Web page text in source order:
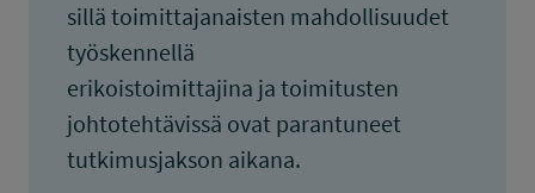
sillä toimittajanaisten mahdollisuudet
työskennellä
erikoistoimittajina ja toimitusten
johtotehtävissä ovat parantuneet
tutkimusjakson aikana.